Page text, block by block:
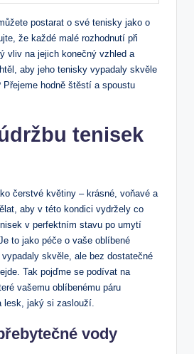
postarat o své tenisky jako o
že každé malé rozhodnutí při
vliv na jejich konečný vzhled a
aby jeho tenisky vypadaly skvěle
hodně štěstí a spoustu
tenisek
čerstvé květiny – krásné, voňavé a
aby v této kondici vydržely co
v perfektním stavu po umytí
to jako péče o vaše oblíbené
skvěle, ale bez dostatečné
Tak pojďme se podívat na
vašemu oblíbenému páru
lesk, jaký si zaslouží.
vody